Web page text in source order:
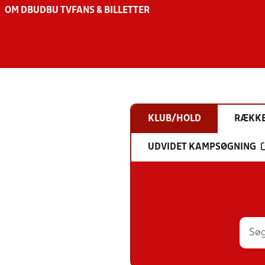
OM DBU DBU TV FANS & BILLETTER
KLUB/HOLD
UDVIDET KAMPSØGNING